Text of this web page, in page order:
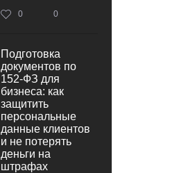
0 0
Подготовка
документов по
152‑ФЗ для
бизнеса: как
защитить
персональные
данные клиентов
и не потерять
деньги на
штрафах